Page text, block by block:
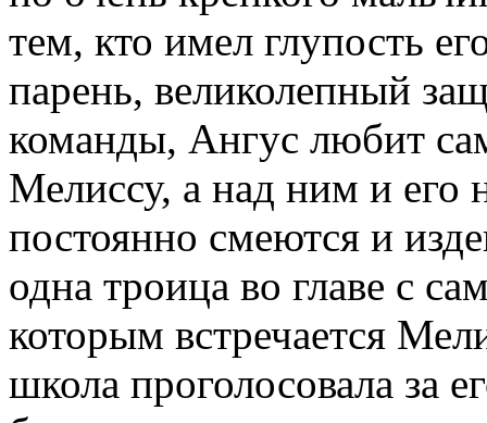
тем, кто имел глупость
парень, великолепный
команды, Ангус любит
Мелиссу, а над ним и
постоянно смеются и
одна троица во главе с
которым встречается
школа проголосовала за